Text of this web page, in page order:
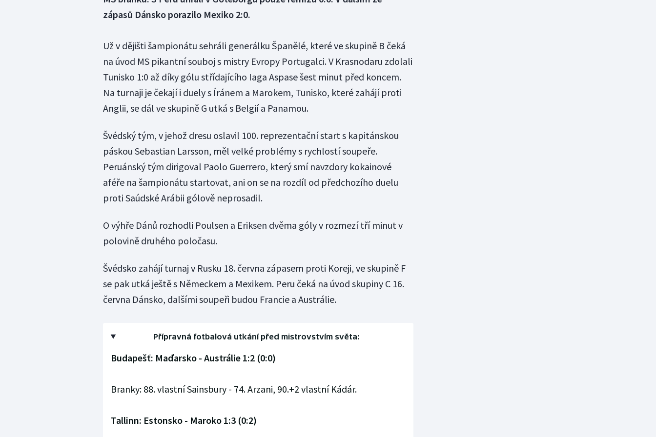
zápasů Dánsko porazilo Mexiko 2:0.
Už v dějišti šampionátu sehráli generálku Španělé, které ve skupině B čeká
na úvod MS pikantní souboj s mistry Evropy Portugalci. V Krasnodaru zdolali
Tunisko 1:0 až díky gólu střídajícího Iaga Aspase šest minut před koncem.
Na turnaji je čekají i duely s Íránem a Marokem, Tunisko, které zahájí proti
Anglii, se dál ve skupině G utká s Belgií a Panamou.
Švédský tým, v jehož dresu oslavil 100. reprezentační start s kapitánskou
páskou Sebastian Larsson, měl velké problémy s rychlostí soupeře.
Peruánský tým dirigoval Paolo Guerrero, který smí navzdory kokainové
aféře na šampionátu startovat, ani on se na rozdíl od předchozího duelu
proti Saúdské Arábii gólově neprosadil.
O výhře Dánů rozhodli Poulsen a Eriksen dvěma góly v rozmezí tří minut v
polovině druhého poločasu.
Švédsko zahájí turnaj v Rusku 18. června zápasem proti Koreji, ve skupině F
se pak utká ještě s Německem a Mexikem. Peru čeká na úvod skupiny C 16.
června Dánsko, dalšími soupeři budou Francie a Austrálie.
Přípravná fotbalová utkání před mistrovstvím světa:
Budapešť: Maďarsko - Austrálie 1:2 (0:0)
Branky: 88. vlastní Sainsbury - 74. Arzani, 90.+2 vlastní Kádár.
Tallinn: Estonsko - Maroko 1:3 (0:2)